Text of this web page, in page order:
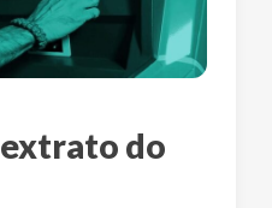
do